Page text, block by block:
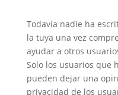
Todavía nadie ha
la tuya una vez
ayudar a otros
Solo los usuarios que
pueden dejar una
privacidad de los